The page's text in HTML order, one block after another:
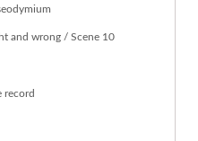
and wrong / Scene 10
record